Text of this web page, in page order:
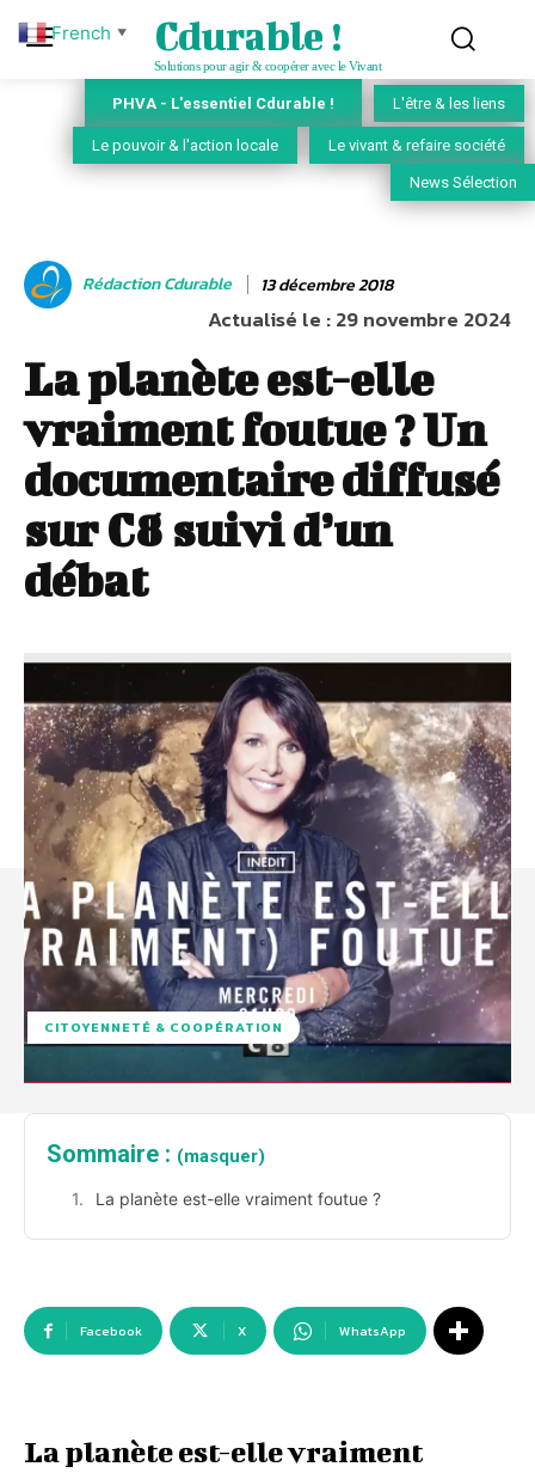
Cdurable !
Solutions pour agir & coopérer avec le Vivant
PHVA - L'essentiel Cdurable ! L'être & les liens
Le pouvoir & l'action locale Le vivant & refaire société
News Sélection
Rédaction Cdurable 13 décembre 2018
Actualisé le :29 novembre 2024
La planète est-elle
vraiment foutue ? Un
documentaire diffusé
sur C8 suivi d’un
débat
CITOYENNETÉ & COOPÉRATION
Sommaire : (masquer)
La planète est-elle vraiment foutue ?
Facebook X WhatsApp
La planète est-elle vraiment
French ▼